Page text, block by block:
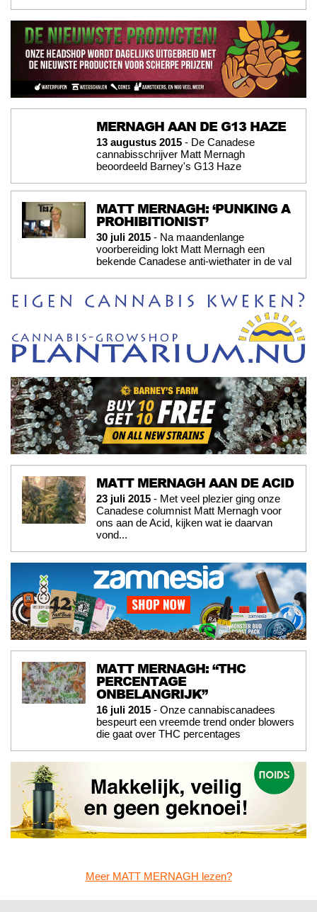
MERNAGH AAN DE G13 HAZE
13 augustus 2015 - De Canadese
cannabisschrijver Matt Mernagh
beoordeeld Barney's G13 Haze
MATT MERNAGH: ‘PUNKING A
PROHIBITIONIST’
30 juli 2015 - Na maandenlange
voorbereiding lokt Matt Mernagh een
bekende Canadese anti-wiethater in de val
MATT MERNAGH AAN DE ACID
23 juli 2015 - Met veel plezier ging onze
Canadese columnist Matt Mernagh voor
ons aan de Acid, kijken wat ie daarvan
vond...
MATT MERNAGH: “THC
PERCENTAGE
ONBELANGRIJK”
16 juli 2015 - Onze cannabiscanadees
bespeurt een vreemde trend onder blowers
die gaat over THC percentages
Meer MATT MERNAGH lezen?